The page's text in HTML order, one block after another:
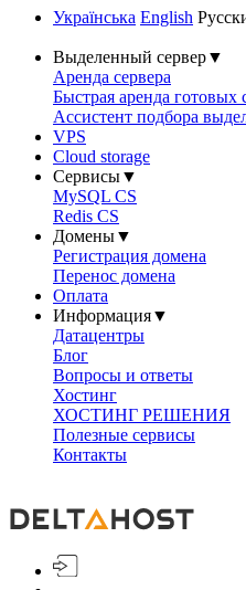
Українська English
Выделенный сервер▼
Аренда сервера
Быстрая аренда готовых
Ассистент подбора
VPS
Cloud storage
Сервисы▼
MySQL CS
Redis CS
Домены▼
Регистрация домена
Перенос домена
Оплата
Информация▼
Датацентры
Блог
Вопросы и ответы
Хостинг
ХОСТИНГ РЕШЕНИЯ
Полезные сервисы
Контакты